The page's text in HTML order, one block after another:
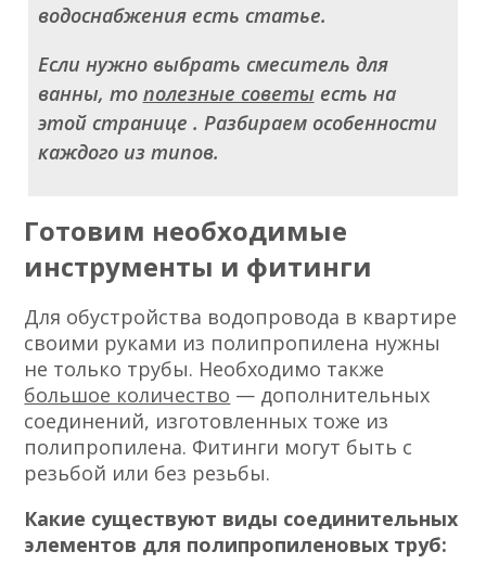
водоснабжения есть статье.
Если нужно выбрать смеситель для
ванны, то полезные советыесть на
этой странице . Разбираем особенности
каждого из типов.
Готовим необходимые
инструменты и фитинги
Для обустройства водопровода в квартире
своими руками из полипропилена нужны
не только трубы. Необходимо также
большое количество — дополнительных
соединений, изготовленных тоже из
полипропилена. Фитинги могут быть с
резьбой или без резьбы.
Какие существуют виды соединительных
элементов для полипропиленовых труб: